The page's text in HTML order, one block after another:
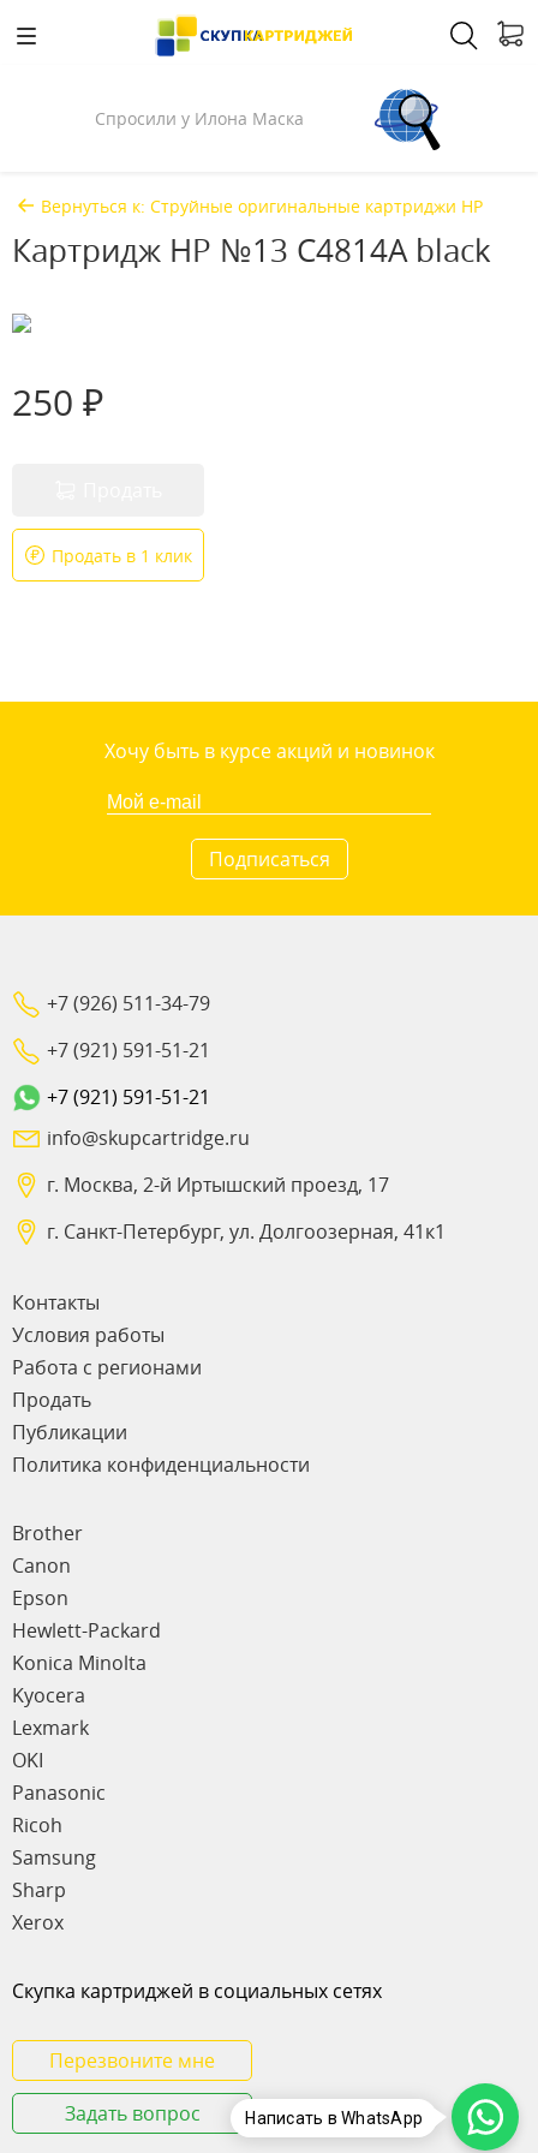
Спросили у Илона Маска
Вернуться к: Струйные оригинальные картриджи HP
Картридж HP №13 C4814A black
250 ₽
Продать в 1 клик
Хочу быть в курсе акций и новинок
Подписаться
+7 (926) 511-34-79
+7 (921) 591-51-21
+7 (921) 591-51-21
info@skupcartridge.ru
г. Москва, 2-й Иртышский проезд, 17
г. Санкт-Петербург, ул. Долгоозерная, 41к1
Контакты
Условия работы
Работа с регионами
Продать
Публикации
Политика конфиденциальности
Brother
Canon
Epson
Hewlett-Packard
Konica Minolta
Kyocera
Lexmark
OKI
Panasonic
Ricoh
Samsung
Sharp
Xerox
Скупка картриджей в социальных сетях
Перезвоните мне
Задать вопрос
Написать в WhatsApp